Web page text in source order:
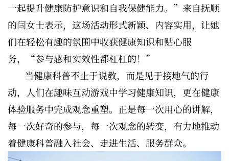
一起提升健康防护意识和自我保健能力。”来自抚顺
的闫女士表示，这场活动形式新颖、内容实用，让她
们在轻松有趣的氛围中收获健康知识和贴心服
务，“参与感和实效性都杠杠的！”
当健康科普不止于说教，而是见于接地气的行
动，人们在趣味互动游戏中学习健康知识，更在健康
体验服务中完成观念重塑。正是每一次用心的讲解，
每一次好奇的参与，每一次观念的转变，有力地推动
着健康科普融入社会、走进生活、服务群众。